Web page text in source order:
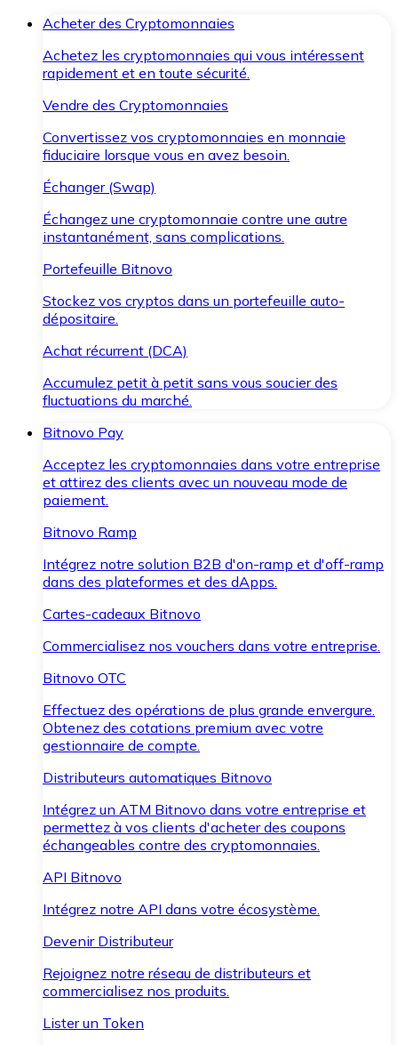
Acheter des Cryptomonnaies
Achetez les cryptomonnaies qui vous intéressent
rapidement et en toute sécurité.
Vendre des Cryptomonnaies
Convertissez vos cryptomonnaies en monnaie
fiduciaire lorsque vous en avez besoin.
Échanger (Swap)
Échangez une cryptomonnaie contre une autre
instantanément, sans complications.
Portefeuille Bitnovo
Stockez vos cryptos dans un portefeuille auto-
dépositaire.
Achat récurrent (DCA)
Accumulez petit à petit sans vous soucier des
fluctuations du marché.
Bitnovo Pay
Acceptez les cryptomonnaies dans votre entreprise
et attirez des clients avec un nouveau mode de
paiement.
Bitnovo Ramp
Intégrez notre solution B2B d'on-ramp et d'off-ramp
dans des plateformes et des dApps.
Cartes-cadeaux Bitnovo
Commercialisez nos vouchers dans votre entreprise.
Bitnovo OTC
Effectuez des opérations de plus grande envergure.
Obtenez des cotations premium avec votre
gestionnaire de compte.
Distributeurs automatiques Bitnovo
Intégrez un ATM Bitnovo dans votre entreprise et
permettez à vos clients d'acheter des coupons
échangeables contre des cryptomonnaies.
API Bitnovo
Intégrez notre API dans votre écosystème.
Devenir Distributeur
Rejoignez notre réseau de distributeurs et
commercialisez nos produits.
Lister un Token